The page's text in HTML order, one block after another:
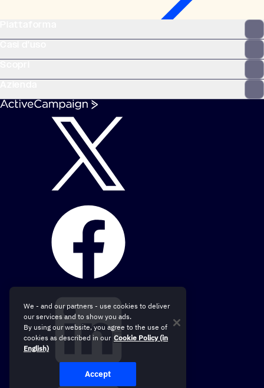
We - and our partners - use cookies to deliver
our services and to show you ads.
By using our website, you agree to the use of
cookies as described in our Cookie Policy (in
English)
Accept